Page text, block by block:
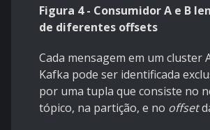
Figura 4 - Consumidor A e B
de diferentes offsets
Cada mensagem em um cluster
Kafka pode ser identificada
por uma tupla que consiste no
tópico, na partição, e no offset